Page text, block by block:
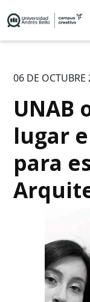
06 DE OCTUBRE
UNAB
lugar
para